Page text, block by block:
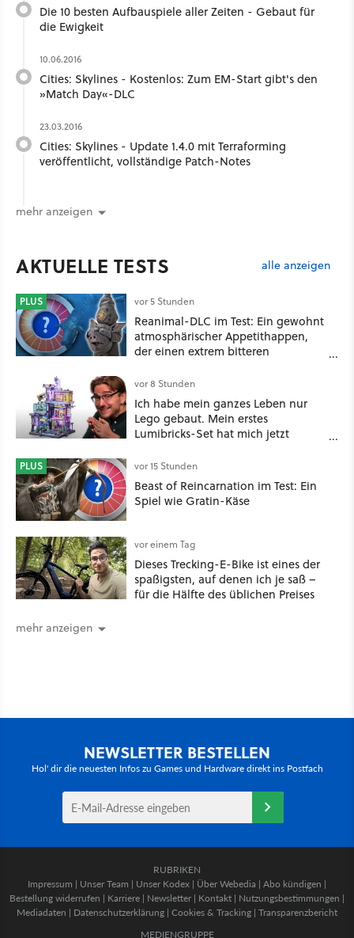
Die 10 besten Aufbauspiele aller Zeiten - Gebaut für
die Ewigkeit
10.06.2016
Cities: Skylines - Kostenlos: Zum EM-Start gibt's den
»Match Day«-DLC
23.03.2016
Cities: Skylines - Update 1.4.0 mit Terraforming
veröffentlicht, vollständige Patch-Notes
mehr anzeigen
AKTUELLE TESTS alle anzeigen
PLUS vor 5 Stunden
Reanimal-DLC im Test: Ein gewohnt
atmosphärischer Appetithappen,
der einen extrem bitteren
vor 8 Stunden
Ich habe mein ganzes Leben nur
Lego gebaut. Mein erstes
Lumibricks-Set hat mich jetzt
Stack im Test
PLUS vor 15 Stunden
Beast of Reincarnation im Test: Ein
Spiel wie Gratin-Käse
vor einem Tag
Dieses Trecking-E-Bike ist eines der
spaßigsten, auf denen ich je saß –
für die Hälfte des üblichen Preises
mehr anzeigen
NEWSLETTER BESTELLEN
Hol' dir die neuesten Infos zu Games und Hardware direkt ins Postfach
RUBRIKEN
Impressum | Unser Team | Unser Kodex | Über Webedia | Abo kündigen |
Bestellung widerrufen | Karriere | Newsletter | Kontakt | Nutzungsbestimmungen |
Mediadaten | Datenschutzerklärung | Cookies & Tracking | Transparenzbericht
MEDIENGRUPPE